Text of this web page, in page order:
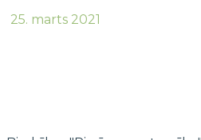
25. marts 2021